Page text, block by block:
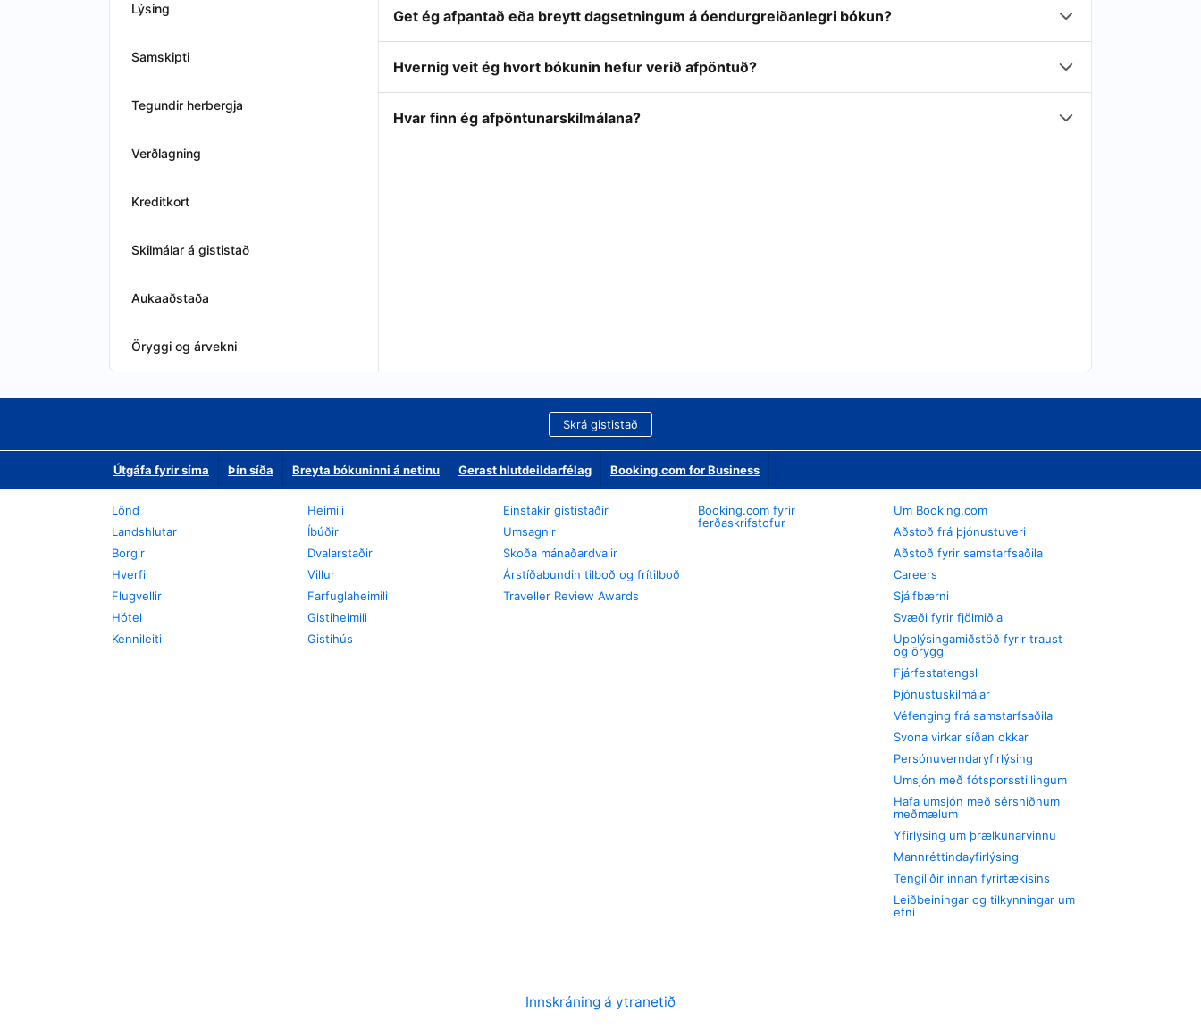
Lýsing
Samskipti
Tegundir herbergja
Verðlagning
Kreditkort
Skilmálar á gististað
Aukaaðstaða
Öryggi og árvekni
Get ég afpantað eða breytt dagsetningum á óendurgreiðanlegri bókun?
Hvernig veit ég hvort bókunin hefur verið afpöntuð?
Hvar finn ég afpöntunarskilmálana?
Skrá gististað
Útgáfa fyrir síma Þín síða Breyta bókuninni á netinu Gerast hlutdeildarfélag Booking.com for Business
Lönd
Landshlutar
Borgir
Hverfi
Flugvellir
Hótel
Kennileiti
Heimili
Íbúðir
Dvalarstaðir
Villur
Farfuglaheimili
Gistiheimili
Gistihús
Einstakir gististaðir
Umsagnir
Skoða mánaðardvalir
Árstíðabundin tilboð og frítilboð
Traveller Review Awards
Booking.com fyrir
ferðaskrifstofur
Um Booking.com
Aðstoð frá þjónustuveri
Aðstoð fyrir samstarfsaðila
Careers
Sjálfbærni
Svæði fyrir fjölmiðla
Upplýsingamiðstöð fyrir traust
og öryggi
Fjárfestatengsl
Þjónustuskilmálar
Véfenging frá samstarfsaðila
Svona virkar síðan okkar
Persónuverndaryfirlýsing
Umsjón með fótsporsstillingum
Hafa umsjón með sérsniðnum
meðmælum
Yfirlýsing um þrælkunarvinnu
Mannréttindayfirlýsing
Tengiliðir innan fyrirtækisins
Leiðbeiningar og tilkynningar um
efni
Innskráning á ytranetið